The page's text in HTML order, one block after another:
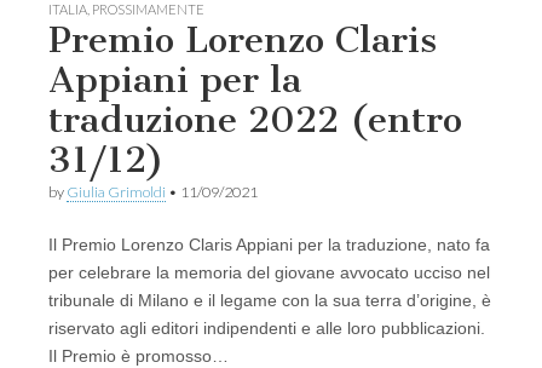
ITALIA PROSSIMAMENTE
Premio Lorenzo Claris
Appiani per la
traduzione 2022 (entro
31/12)
by Giulia Grimoldi • 11/09/2021
Il Premio Lorenzo Claris Appiani per la traduzione, nato fa
per celebrare la memoria del giovane avvocato ucciso nel
tribunale di Milano e il legame con la sua terra d’origine, è
riservato agli editori indipendenti e alle loro pubblicazioni.
Il Premio è promosso…